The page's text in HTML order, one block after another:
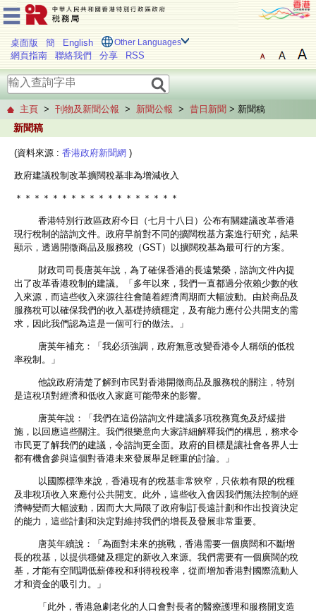
桌面版 簡 English Other Languages
網頁指南 聯絡我們 分享 RSS
主頁 > 刊物及新聞公報 > 新聞公報 > 昔日新聞 > 新聞稿
新聞稿
(資料來源 : 香港政府新聞網 )
政府建議稅制改革擴闊稅基非為增減收入
＊＊＊＊＊＊＊＊＊＊＊＊＊＊＊＊＊＊
香港特別行政區政府今日（七月十八日）公布有關建議改革香港
現行稅制的諮詢文件。政府早前對不同的擴闊稅基方案進行研究，結果
顯示，透過開徵商品及服務稅（GST）以擴闊稅基為最可行的方案。
財政司司長唐英年說，為了確保香港的長遠繁榮，諮詢文件內提
出了改革香港稅制的建議。「多年以來，我們一直都過分依賴少數的收
入來源，而這些收入來源往往會隨着經濟周期而大幅波動。由於商品及
服務稅可以確保我們的收入基礎持續穩定，及有能力應付公共開支的需
求，因此我們認為這是一個可行的做法。」
唐英年補充：「我必須強調，政府無意改變香港令人稱頌的低稅
率稅制。」
他說政府清楚了解到市民對香港開徵商品及服務稅的關注，特別
是這稅項對經濟和低收入家庭可能帶來的影響。
唐英年說：「我們在這份諮詢文件建議多項稅務寬免及紓緩措
施，以回應這些關注。我們很樂意向大家詳細解釋我們的構思，務求令
市民更了解我們的建議，令諮詢更全面。政府的目標是讓社會各界人士
都有機會參與這個對香港未來發展舉足輕重的討論。」
以國際標準來說，香港現有的稅基非常狹窄，只依賴有限的稅種
及非稅項收入來應付公共開支。此外，這些收入會因我們無法控制的經
濟轉變而大幅波動，因而大大局限了政府制訂長遠計劃和作出投資決定
的能力，這些計劃和決定對維持我們的增長及發展非常重要。
唐英年續說：「為面對未來的挑戰，香港需要一個廣闊和不斷增
長的稅基，以提供穩健及穩定的新收入來源。我們需要有一個廣闊的稅
基，才能有空間調低薪俸稅和利得稅稅率，從而增加香港對國際流動人
才和資金的吸引力。」
「此外，香港急劇老化的人口會對長者的醫療護理和服務開支造